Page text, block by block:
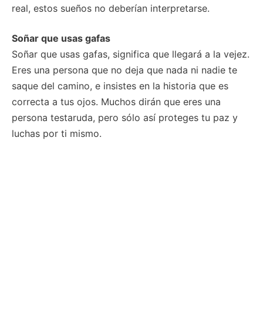
real, estos sueños no deberían interpretarse.
Soñar que usas gafas
Soñar que usas gafas, significa que llegará a la vejez.
Eres una persona que no deja que nada ni nadie te
saque del camino, e insistes en la historia que es
correcta a tus ojos. Muchos dirán que eres una
persona testaruda, pero sólo así proteges tu paz y
luchas por ti mismo.